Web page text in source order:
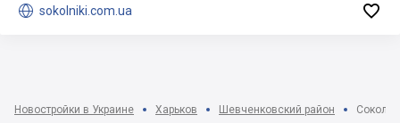
 sokolniki.com.ua 
Новостройки в Украине Харьков Шевченковский район